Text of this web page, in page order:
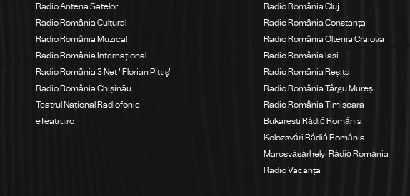
Radio Antena Satelor
Radio România Cultural
Radio România Muzical
Radio România Internațional
Radio România 3 Net "Florian Pittiş"
Radio România Chișinău
Teatrul Național Radiofonic
eTeatru.ro
Radio România Cluj
Radio România Constanța
Radio România Oltenia Craiova
Radio România Iași
Radio România Reșița
Radio România Târgu Mureș
Radio România Timișoara
Bukaresti Rádió Románia
Kolozsvári Rádió Románia
Marosvásárhelyi Rádió Románia
Radio Vacanța